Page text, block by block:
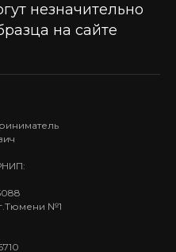
незначительно
на сайте
№1